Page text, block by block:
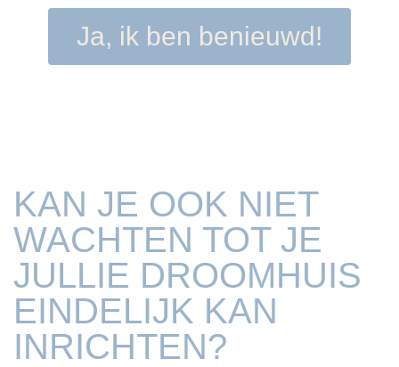
Ja, ik ben benieuwd!
KAN JE OOK NIET
WACHTEN TOT JE
JULLIE DROOMHUIS
EINDELIJK KAN
INRICHTEN?